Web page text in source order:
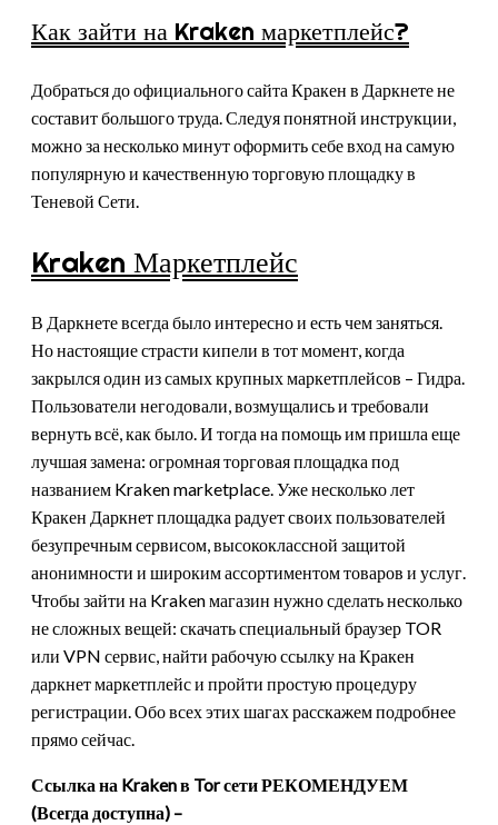
Как зайти на Kraken маркетплейс?
Добраться до официального сайта Кракен в Даркнете не
составит большого труда. Следуя понятной инструкции,
можно за несколько минут оформить себе вход на самую
популярную и качественную торговую площадку в
Теневой Сети.
Kraken Маркетплейс
В Даркнете всегда было интересно и есть чем заняться.
Но настоящие страсти кипели в тот момент, когда
закрылся один из самых крупных маркетплейсов – Гидра.
Пользователи негодовали, возмущались и требовали
вернуть всё, как было. И тогда на помощь им пришла еще
лучшая замена: огромная торговая площадка под
названием Kraken marketplace. Уже несколько лет
Кракен Даркнет площадка радует своих пользователей
безупречным сервисом, высококлассной защитой
анонимности и широким ассортиментом товаров и услуг.
Чтобы зайти на Kraken магазин нужно сделать несколько
не сложных вещей: скачать специальный браузер TOR
или VPN сервис, найти рабочую ссылку на Кракен
даркнет маркетплейс и пройти простую процедуру
регистрации. Обо всех этих шагах расскажем подробнее
прямо сейчас.
Ссылка на Kraken в Tor сети РЕКОМЕНДУЕМ
(Всегда доступна) –